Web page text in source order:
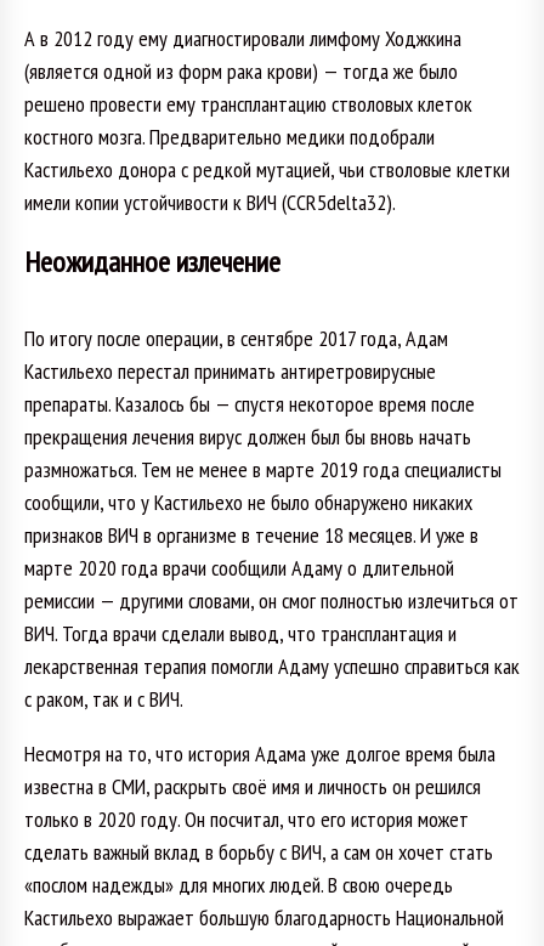
А в 2012 году ему диагностировали лимфому Ходжкина
(является одной из форм рака крови) — тогда же было
решено провести ему трансплантацию стволовых клеток
костного мозга. Предварительно медики подобрали
Кастильехо донора с редкой мутацией, чьи стволовые клетки
имели копии устойчивости к ВИЧ (CCR5delta32).
Неожиданное излечение
По итогу после операции, в сентябре 2017 года, Адам
Кастильехо перестал принимать антиретровирусные
препараты. Казалось бы — спустя некоторое время после
прекращения лечения вирус должен был бы вновь начать
размножаться. Тем не менее в марте 2019 года специалисты
сообщили, что у Кастильехо не было обнаружено никаких
признаков ВИЧ в организме в течение 18 месяцев. И уже в
марте 2020 года врачи сообщили Адаму о длительной
ремиссии — другими словами, он смог полностью излечиться от
ВИЧ. Тогда врачи сделали вывод, что трансплантация и
лекарственная терапия помогли Адаму успешно справиться как
с раком, так и с ВИЧ.
Несмотря на то, что история Адама уже долгое время была
известна в СМИ, раскрыть своё имя и личность он решился
только в 2020 году. Он посчитал, что его история может
сделать важный вклад в борьбу с ВИЧ, а сам он хочет стать
«послом надежды» для многих людей. В свою очередь
Кастильехо выражает большую благодарность Национальной